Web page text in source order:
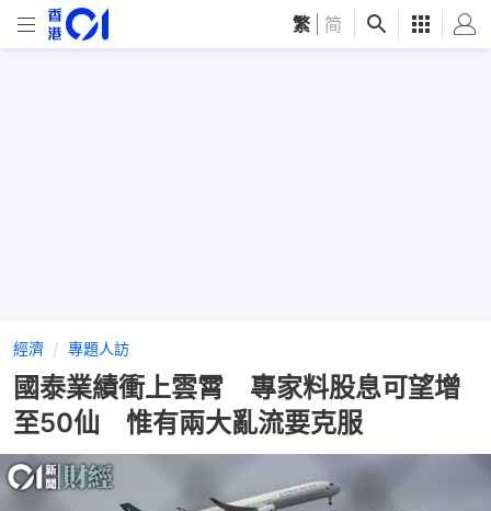
繁 简
經濟 專題人訪
國泰業績衝上雲霄 專家料股息可望增
至50仙 惟有兩大亂流要克服